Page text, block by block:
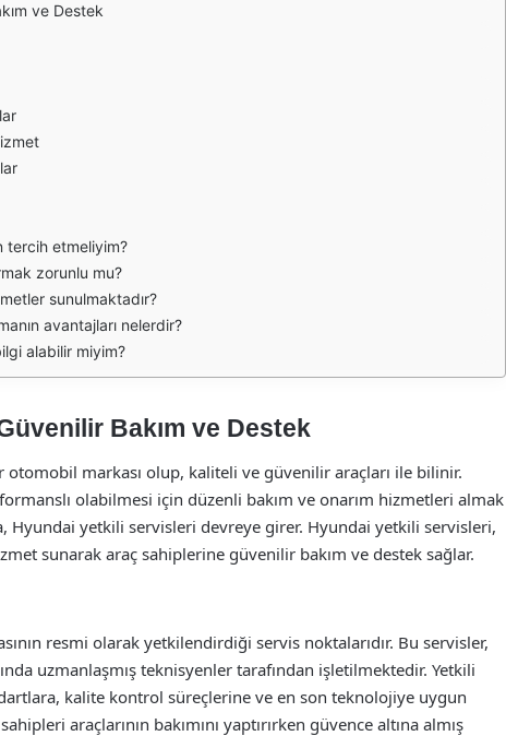
ve Destek
tercih etmeliyim?
zorunlu mu?
sunulmaktadır?
avantajları nelerdir?
alabilir miyim?
Bakım ve Destek
markası olup, kaliteli ve güvenilir araçları ile bilinir.
olabilmesi için düzenli bakım ve onarım hizmetleri almak
Hyundai yetkili servisleri devreye girer. Hyundai yetkili servisleri,
sunarak araç sahiplerine güvenilir bakım ve destek sağlar.
resmi olarak yetkilendirdiği servis noktalarıdır. Bu servisler,
uzmanlaşmış teknisyenler tarafından işletilmektedir. Yetkili
kalite kontrol süreçlerine ve en son teknolojiye uygun
araçlarının bakımını yaptırırken güvence altına almış